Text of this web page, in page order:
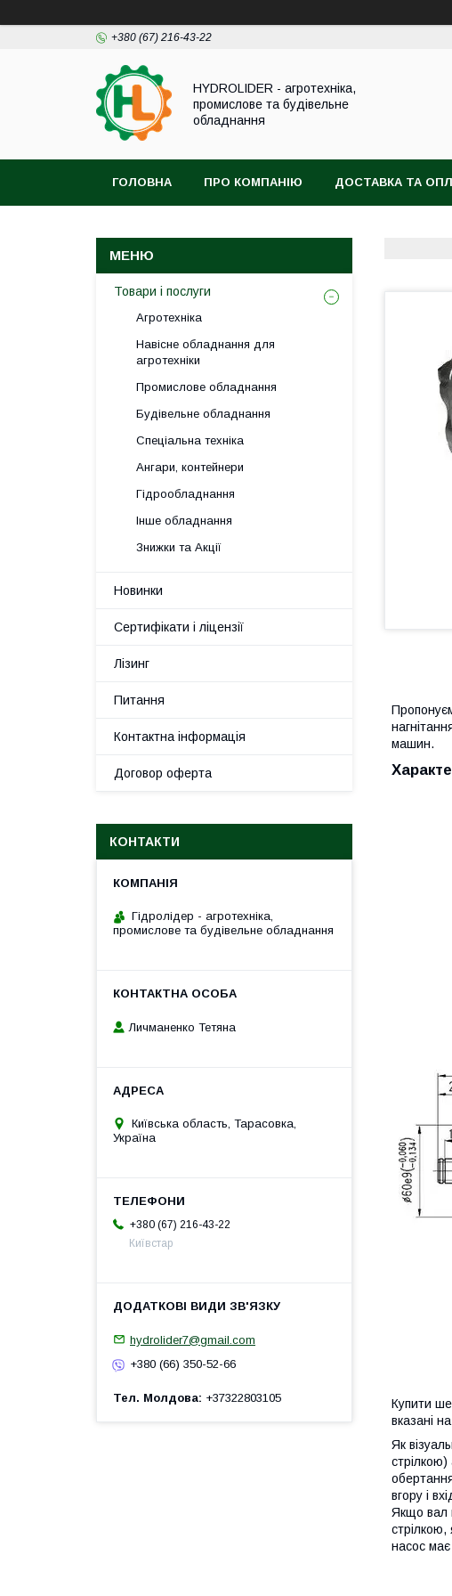
+380 (67) 216-43-22
HYDROLIDER - агротехніка,
промислове та будівельне
обладнання
ГОЛОВНА ПРО КОМПАНІЮ ДОСТАВКА ТА
машин.
Купити
вказані
Як
вгору і
Якщо вал
насос
Товари і послуги
Агротехніка
Навісне обладнання для
агротехніки
Промислове обладнання
Будівельне обладнання
Спеціальна техніка
Ангари, контейнери
Гідрообладнання
Інше обладнання
Знижки та Акції
Новинки
Сертифікати і ліцензії
Лізинг
Питання
Контактна інформація
Договор оферта
КОНТАКТИ
Гідролідер - агротехніка,
промислове та будівельне обладнання
Личманенко Тетяна
Київська область, Тарасовка,
Україна
+380 (67) 216-43-22
Київстар
hydrolider7@gmail.com
+380 (66) 350-52-66
Тел. Молдова +37322803105